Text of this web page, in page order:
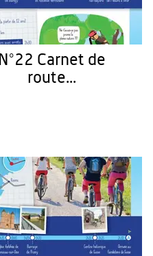
N°22 Carnet de
route...